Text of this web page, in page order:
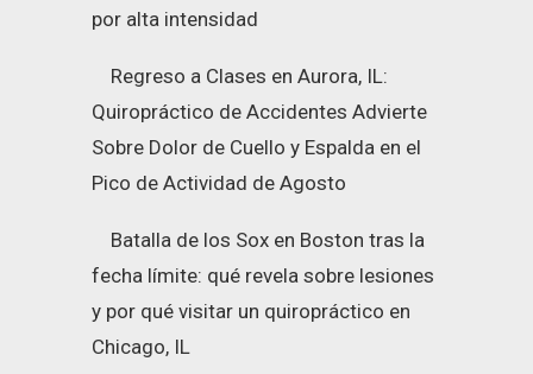
por alta intensidad
Regreso a Clases en Aurora, IL:
Quiropráctico de Accidentes Advierte
Sobre Dolor de Cuello y Espalda en el
Pico de Actividad de Agosto
Batalla de los Sox en Boston tras la
fecha límite: qué revela sobre lesiones
y por qué visitar un quiropráctico en
Chicago, IL